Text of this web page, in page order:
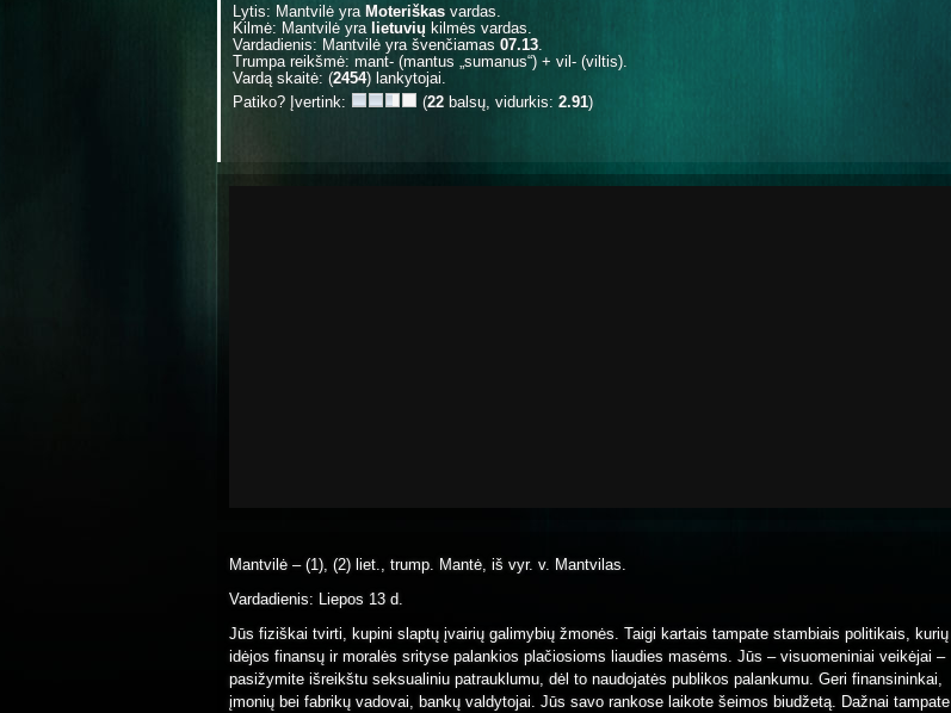
Lytis: Mantvilė yra Moteriškas vardas.
Kilmė: Mantvilė yra lietuvių kilmės vardas.
Vardadienis: Mantvilė yra švenčiamas 07.13
Trumpa reikšmė: mant- (mantus „sumanus“) + vil- (viltis).
Vardą skaitė: (2454) lankytojai.
Patiko? Įvertink:
(22 balsų, vidurkis: 2.91)
Mantvilė – (1), (2) liet., trump. Mantė, iš vyr. v. Mantvilas.
Vardadienis: Liepos 13 d.
Jūs fiziškai tvirti, kupini slaptų įvairių galimybių žmonės. Taigi kartais tampate stambiais politikais, kurių
idėjos finansų ir moralės srityse palankios plačiosioms liaudies masėms. Jūs – visuomeniniai veikėjai –
pasižymite išreikštu seksualiniu patrauklumu, dėl to naudojatės publikos palankumu. Geri finansininkai,
įmonių bei fabrikų vadovai, bankų valdytojai. Jūs savo rankose laikote šeimos biudžetą. Dažnai tampate